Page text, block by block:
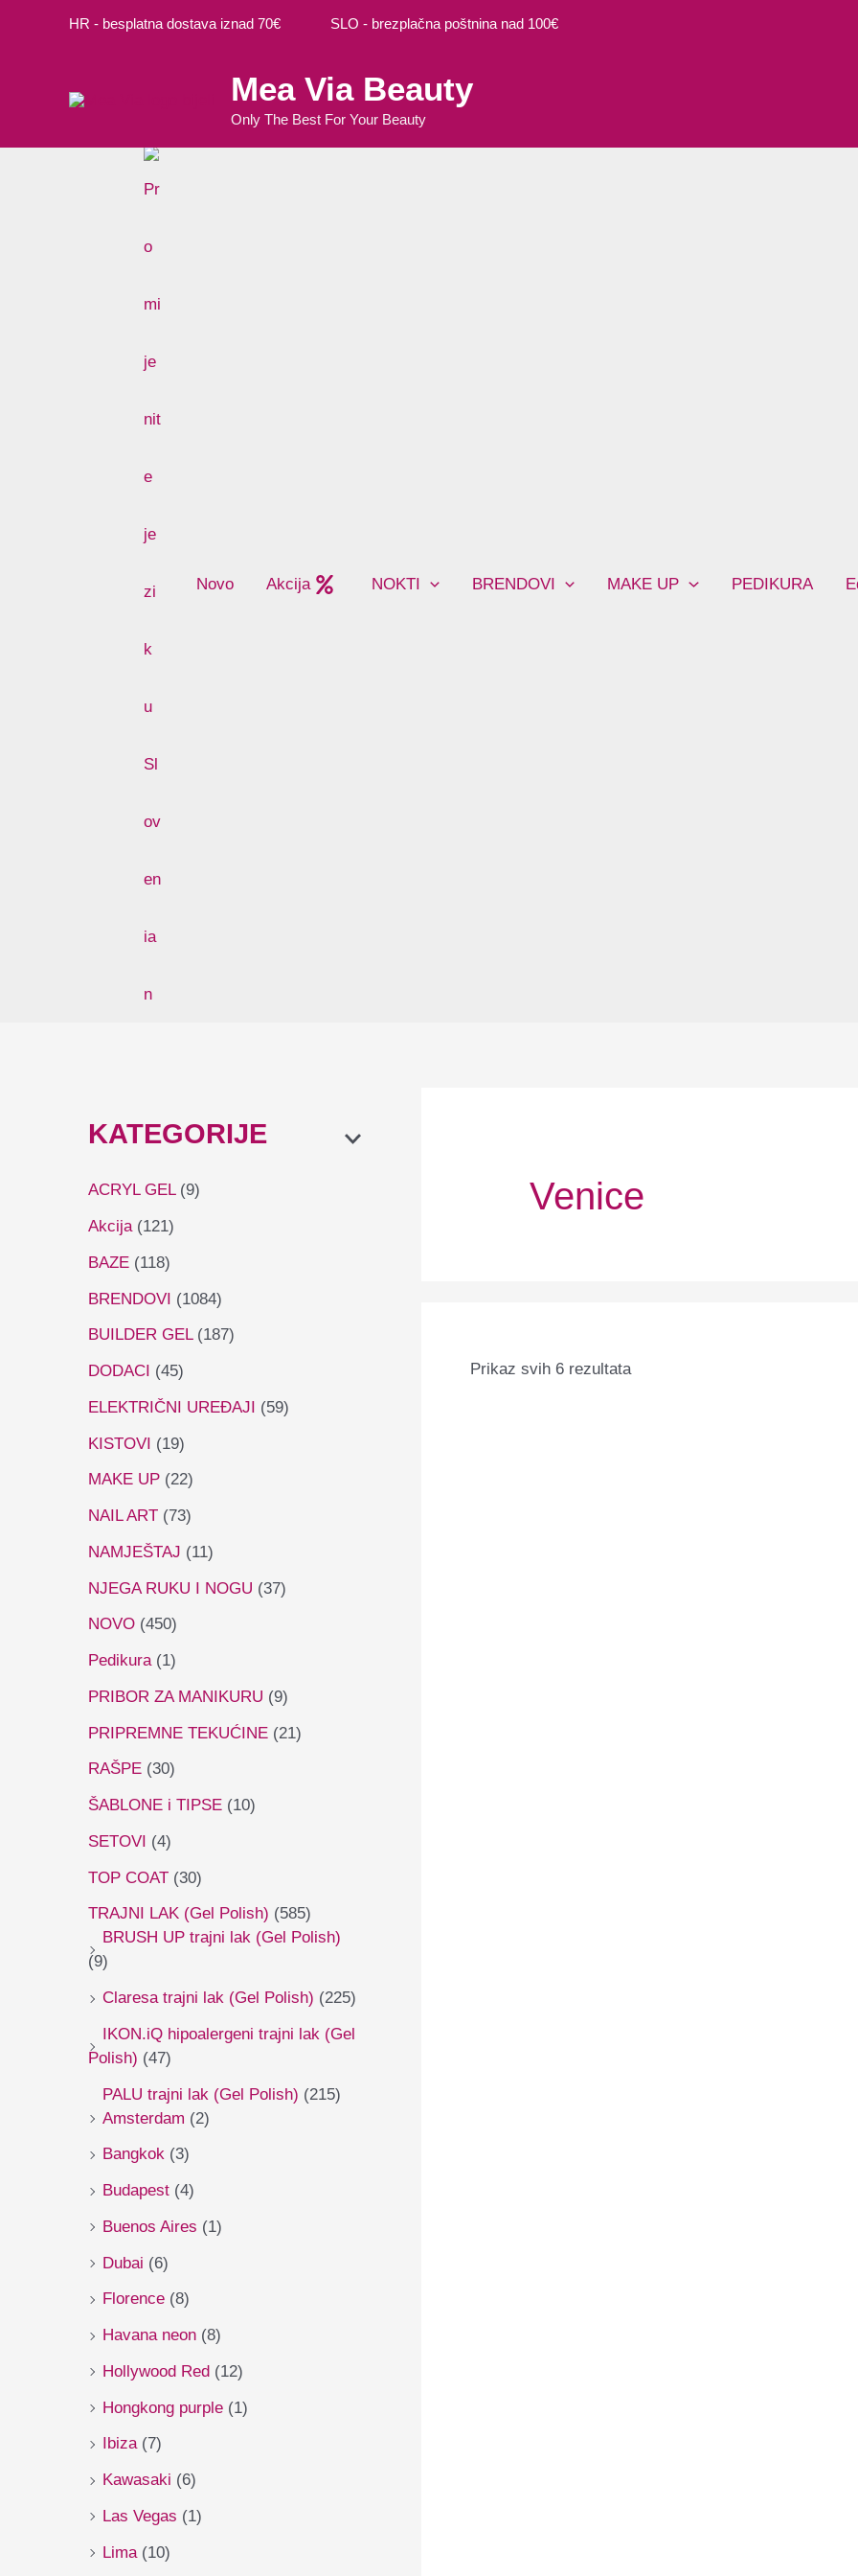
HR - besplatna dostava iznad 70€ SLO - brezplačna poštnina nad 100€
Mea Via Beauty
Only The Best For Your Beauty
Novo Akcija NOKTI BRENDOVI MAKE UP PEDIKURA
KATEGORIJE
ACRYL GEL (9)
Akcija (121)
BAZE (118)
BRENDOVI (1084)
BUILDER GEL (187)
DODACI (45)
ELEKTRIČNI UREĐAJI (59)
KISTOVI (19)
MAKE UP (22)
NAIL ART (73)
NAMJEŠTAJ (11)
NJEGA RUKU I NOGU (37)
NOVO (450)
Pedikura (1)
PRIBOR ZA MANIKURU (9)
PRIPREMNE TEKUĆINE (21)
RAŠPE (30)
ŠABLONE i TIPSE (10)
SETOVI (4)
TOP COAT (30)
TRAJNI LAK (Gel Polish) (585)
BRUSH UP trajni lak (Gel Polish)
(9)
Claresa trajni lak (Gel Polish) (225)
IKON.iQ hipoalergeni trajni lak (Gel
Polish) (47)
PALU trajni lak (Gel Polish) (215)
Amsterdam (2)
Bangkok (3)
Budapest (4)
Buenos Aires (1)
Dubai (6)
Florence (8)
Havana neon (8)
Hollywood Red (12)
Hongkong purple (1)
Ibiza (7)
Kawasaki (6)
Las Vegas (1)
Lima (10)
M
i
k
s
c
Venice
Prikaz svih 6 rezultata